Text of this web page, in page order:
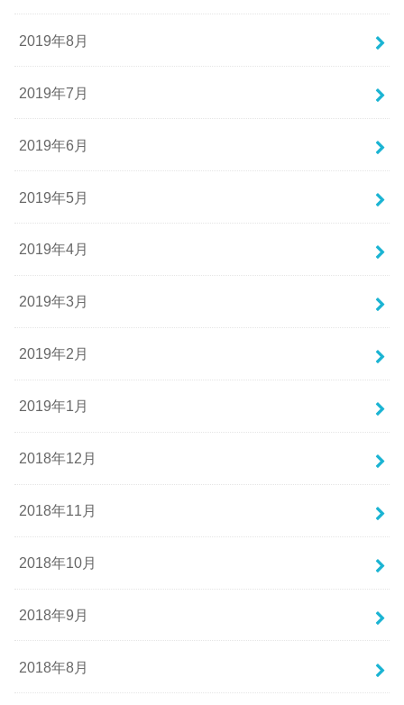
2019年8月
2019年7月
2019年6月
2019年5月
2019年4月
2019年3月
2019年2月
2019年1月
2018年12月
2018年11月
2018年10月
2018年9月
2018年8月